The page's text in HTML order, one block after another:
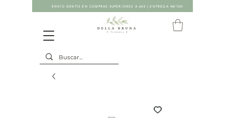
ENVÍO GRATIS EN COMPRAS SUPERIORES A 60€ | ENTREGA 48/72H